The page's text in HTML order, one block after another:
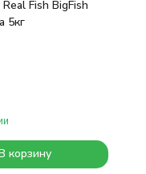
Fish BigFish
5кг
корзину